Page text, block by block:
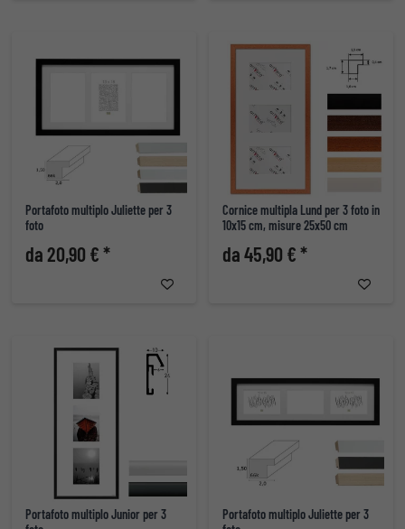
Portafoto multiplo Juliette per 3
foto
da 20,90 € *
Cornice multipla Lund per 3 foto in
10x15 cm, misure 25x50 cm
da 45,90 € *
Portafoto multiplo Junior per 3
Portafoto multiplo Juliette per 3